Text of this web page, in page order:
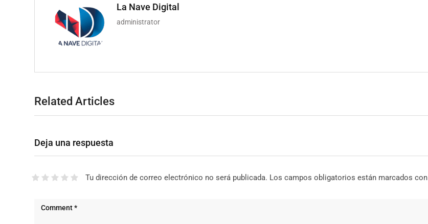
La Nave Digital
administrator
Related Articles
Deja una respuesta
Tu dirección de correo electrónico no será publicada. Los campos obligatorios están marcados con